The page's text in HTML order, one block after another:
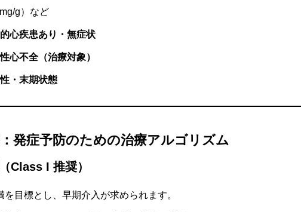
g）など
心疾患あり・無症状
心不全（治療対象）
・末期状態
発症予防のための治療アルゴリズム
Class I 推奨）
を目標とし、早期介入が求められます。